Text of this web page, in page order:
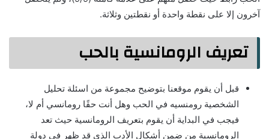
آخرون إلا على نقطة واحدة أو نقطتين وثلاثة.
تعريف الرومانسية بالحب
قبل أن يقوم موقعنا بتوضيح مجموعة من اسئلة تحليل
الشخصية رومنسيه في الحب وهل أنت حقًا رومانسي أم لا،
فيجب في البداية أن يقوم بتعريف الرومانسية حيث تعد
الرومانسية من ضمن أشكال الأدب الذي قد ظهر في دولة